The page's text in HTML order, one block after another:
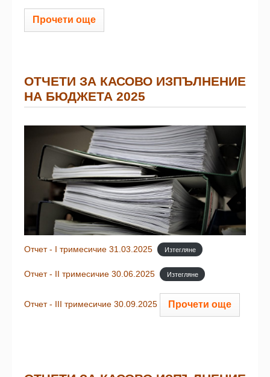
Прочети още
ОТЧЕТИ ЗА КАСОВО ИЗПЪЛНЕНИЕ
НА БЮДЖЕТА 2025
Отчет - I тримесичие 31.03.2025 Изтегляне
Отчет - II тримесичие 30.06.2025 Изтегляне
Отчет - III тримесичие 30.09.2025 Прочети още